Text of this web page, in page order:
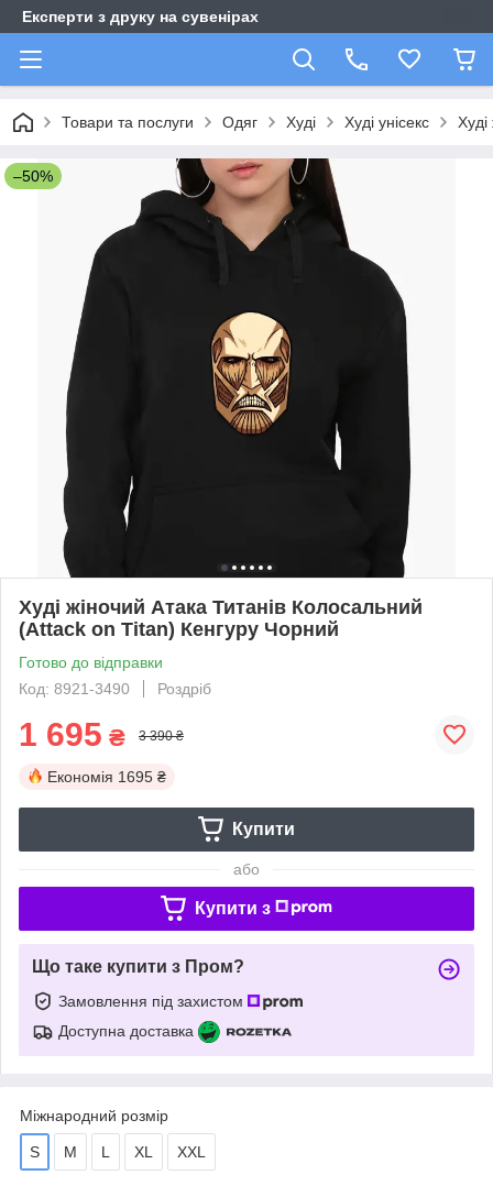
Експерти з друку на сувенірах
Товари та послуги Одяг Худі Худі унісекс
–50%
Худі жіночий Атака Титанів Колосальний
(Attack on Titan) Кенгуру Чорний
Готово до відправки
Код: 8921-3490
Роздріб
1 695 ₴ 3 390 ₴
Економія 1695 ₴
Купити
або
Купити з
Що таке купити з Пром?
Замовлення під захистом
Доступна доставка
Міжнародний розмір
S M L XL XXL